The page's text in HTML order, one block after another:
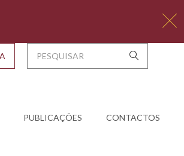
PUBLICAÇÕES CONTACTOS